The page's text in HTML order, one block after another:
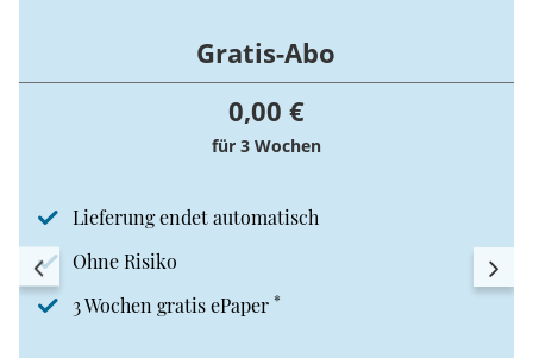
Gratis-Abo
0,00 €
für 3 Wochen
Lieferung endet automatisch
Ohne Risiko
3 Wochen gratis ePaper *